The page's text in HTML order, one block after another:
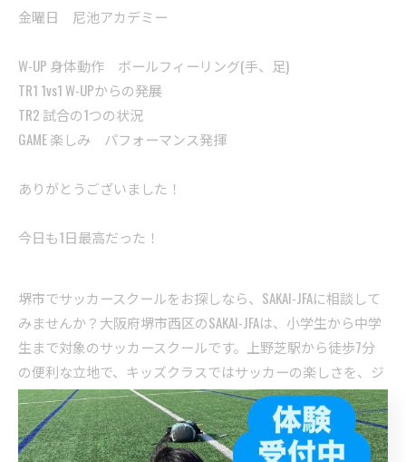
金曜日 尼池アカデミー
W-UP 身体動作 ボールフィーリング(手、足)
TR1 1vs1 W-UPからの発展
TR2 試合の1つの状況
GAME 楽しみ パフォーマンス発揮
ありがとうございました！
今日も1日最高だった！
堺市でサッカースクールをお探しなら、SAKAI-JFAに相談して
みませんか？大阪府堺市西区のSAKAI-JFAは、小学生から中学
生まで対象のサッカースクールです。上野芝駅から徒歩7分
の便利な立地で、キッズクラスではサッカーの楽しさを、ジ
ュニアクラスでは本格的な技術指導を行っています。堺市、
堺市西区で子どもたちの健やかな成長を応援するサッカース
クールです。